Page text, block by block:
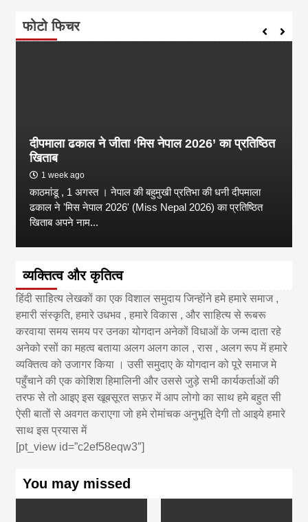
फोटो फिचर
दीपमाला ढकाल ने जीता ‘मिस नेपाल 2026’ का प्रतिष्ठित
खिताब
1 week ago
काठमांडू , 1 अगस्त । नेपाल की बहुमुखी प्रतिभा की धनी दीपमाला
ढकाल ने 'मिस नेपाल 2026' (Miss Nepal 2026) का प्रतिष्ठित
खिताब अपने नाम...
व्यक्तित्व और कृतित्व
हिंदी साहित्य लेखकों का एक विशाल समुदाय जिन्होंने हमे हमारे समाज ,
हमारी संस्कृति, हमारे उधभव , हमारे विकास , और साहित्य से रूबरू
करवाया समय समय पर उनका योगदान अनेकों विधाओं के जन्म दाता रहे
अनेको रसों का महत्व बताया अलग अलग काल , रास , अलग रूप में हमारे
व्यक्तित्व को उजागर किया । उसी समुदाए के योगदान को पूरे समाज मे
पहुँचाने की एक कोशिश हिमालिनी और उससे जुड़े सभी कार्यकर्ताओं की
तरफ से तो आइए इस खूबसूरत सफ़र में आप लोगो का साथ हमे बहुत सी
ऐसी बातों से अवगत कराएगा जो हमे रोमांचक अनुभूति देगी तो आइये हमारे
साथ इस प्रयास में
[pt_view id=”c2ef58eqw3″]
You may missed